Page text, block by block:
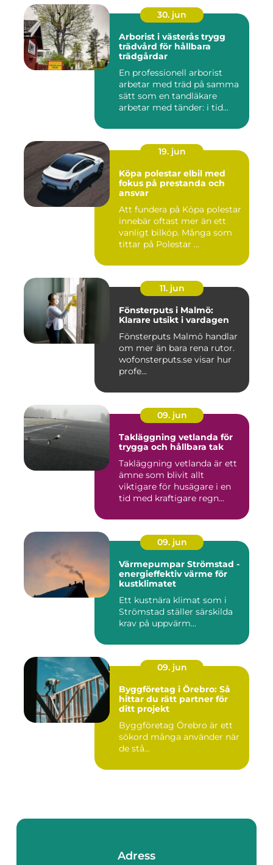
30. jun
Arborist i västerås trygg
trädvård för hållbara
trädgårdar
En professionell arborist
arbetar med träd på samma
sätt som en tandläkare
arbetar med tänder: i tid...
19. jun
Köpa polestar elbil med
fokus på prestanda och
ansvar
Att fundera på Köpa polestar
innebär oftast mer än ett
vanligt bilköp. Många som
tittar på Polestar ...
11. jun
Fönsterputs i Malmö:
Klarare utsikt i vardagen
Fönsterputs Malmö handlar
om mer än bara rena rutor.
wofonsterputs.se visar hur
profe...
09. jun
Takläggning vetlanda för
trygga och hållbara tak
Takläggning vetlanda är ett
ämne som blivit allt
viktigare för husägare i en
tid med kraftigare regn...
09. jun
Värmepumpar Strömstad -
energieffektiv värme för
kustklimatet
Ett kustnära klimat som i
Strömstad ställer särskilda
krav på uppvärm...
09. jun
Byggföretag i Örebro: Så
hittar du rätt partner för
ditt projekt
Byggföretag Örebro är ett
sökord många använder när
de stå...
Adress